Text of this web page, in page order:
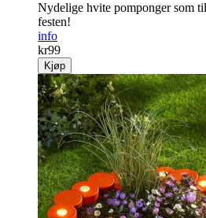
Nydelige hvite pomponger som
festen!
info
kr99
Kjøp